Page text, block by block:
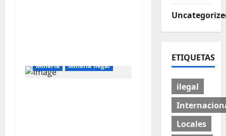
Mineria Mineria Ilegal
ETIQUETAS
ilegal
Locales